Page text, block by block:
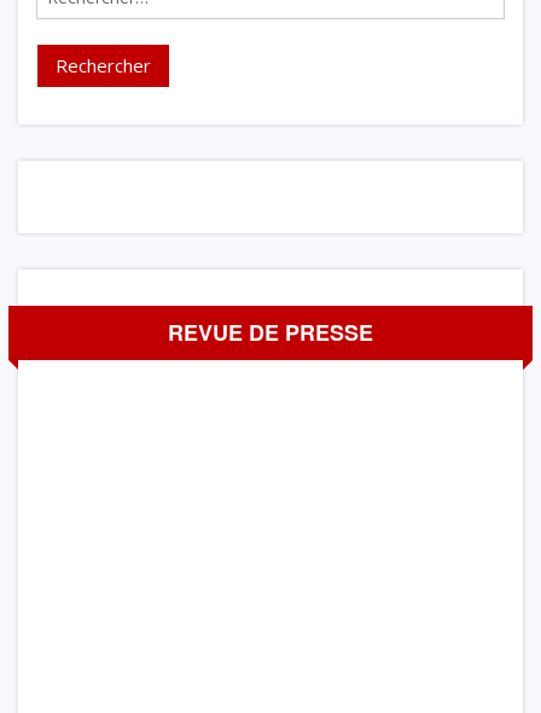
REVUE DE PRESSE